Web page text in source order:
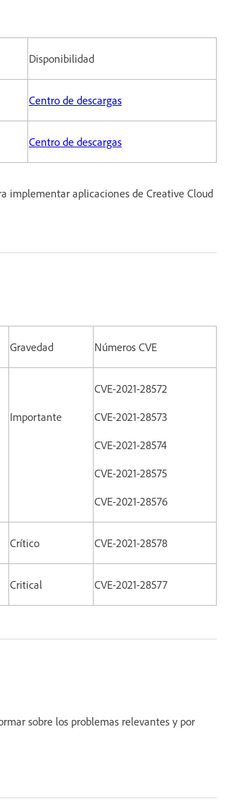
Disponibilidad
Centro de descargas
Centro de descargas
implementar aplicaciones de Creative Cloud
Gravedad Números CVE
Importante
CVE-2021-28572
CVE-2021-28573
CVE-2021-28574
CVE-2021-28575
CVE-2021-28576
Crítico CVE-2021-28578
Critical CVE-2021-28577
sobre los problemas relevantes y por